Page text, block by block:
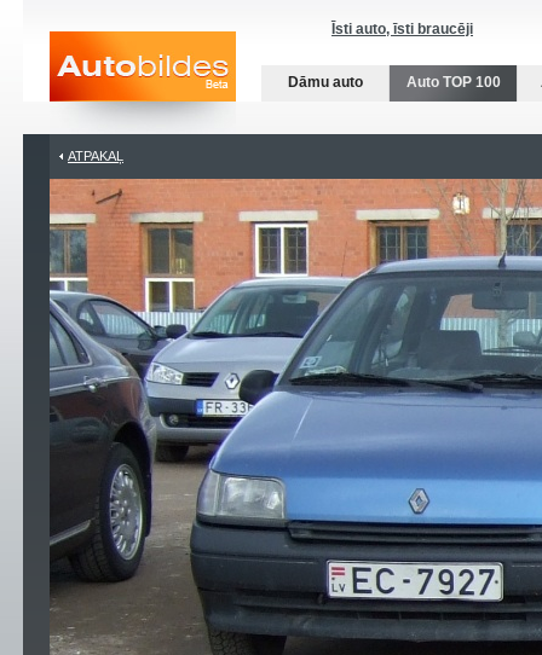
Īsti auto, īsti braucēji
Dāmu auto Auto TOP 100
ATPAKAĻ